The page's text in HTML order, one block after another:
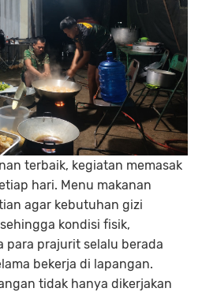
terbaik, kegiatan memasak
hari. Menu makanan
agar kebutuhan gizi
kondisi fisik,
para prajurit selalu berada
bekerja di lapangan.
tidak hanya dikerjakan